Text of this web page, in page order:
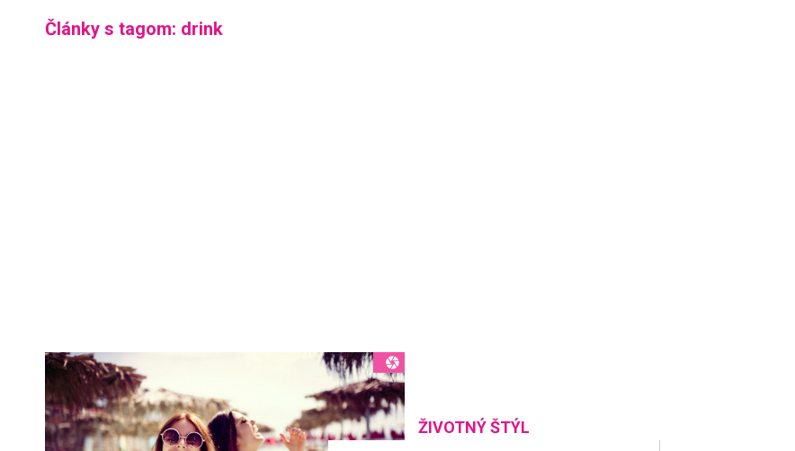
Články s tagom: drink
ŽIVOTNÝ ŠTÝL